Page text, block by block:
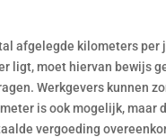
afgelegde kilometers
ligt, moet hiervan bewijs
Werkgevers kunnen
is ook mogelijk, maar
vergoeding